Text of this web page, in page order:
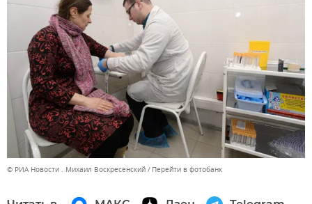
© РИА Новости . Михаил Воскресенский Перейти в фотобанк